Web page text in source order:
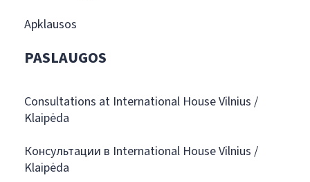
Apklausos
PASLAUGOS
Consultations at International House Vilnius /
Klaipėda
Консультации в International House Vilnius /
Klaipėda